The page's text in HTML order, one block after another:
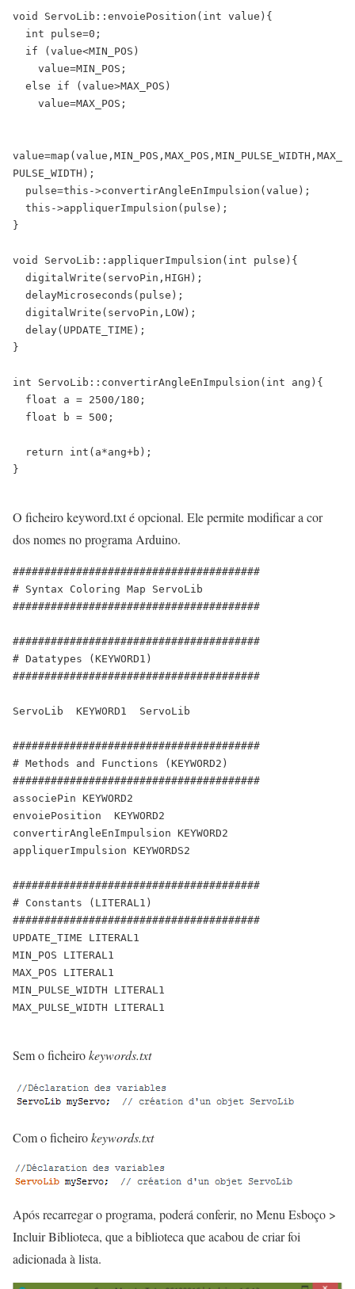
void ServoLib :: envoiePosition( int value){
int
pulse=0;
if
(value<MIN_POS)
value=MIN_POS;
else
if (value>MAX_POS)
value=MAX_POS;
value=map (value , MIN_POS , MAX_POS , MIN_PULSE_WIDTH , MAX_
PULSE_WIDTH);
pulse=this ->convertirAngleEnImpulsion(value);
this ->appliquerImpulsion(pulse);
}
void ServoLib :: appliquerImpulsion( int
pulse){
digitalWrite (servoPin , HIGH );
delayMicroseconds (pulse);
digitalWrite (servoPin , LOW );
delay(UPDATE_TIME);
}
int ServoLib :: convertirAngleEnImpulsion( int
ang){
float
a = 2500 /180;
float
b = 500;
return int (a*ang+b);
}
O ficheiro keyword.txt é opcional. Ele permite modificar a cor
dos nomes no programa Arduino.
#######################################
# Syntax Coloring Map
ServoLib
#######################################
#######################################
# Datatypes ( KEYWORD1 )
#######################################
ServoLib KEYWORD1 ServoLib
#######################################
# Methods and Functions ( KEYWORD2 )
#######################################
associePin KEYWORD2
envoiePosition
KEYWORD2
convertirAngleEnImpulsion KEYWORD2
appliquerImpulsion KEYWORDS2
#######################################
# Constants ( LITERAL1 )
#######################################
UPDATE_TIME
LITERAL1
MIN_POS
LITERAL1
MAX_POS
LITERAL1
MIN_PULSE_WIDTH
LITERAL1
MAX_PULSE_WIDTH
LITERAL1
Sem o ficheirokeywords.txt
Com o ficheirokeywords.txt
Após recarregar o programa, poderá conferir, no Menu Esboço >
Incluir Biblioteca, que a biblioteca que acabou de criar foi
adicionada à lista.